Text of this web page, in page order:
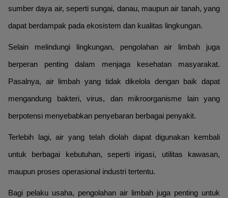
sumber daya air, seperti sungai, danau, maupun air tanah, yang
dapat berdampak pada ekosistem dan kualitas lingkungan.
Selain melindungi lingkungan, pengolahan air limbah juga
berperan penting dalam menjaga kesehatan masyarakat.
Pasalnya, air limbah yang tidak dikelola dengan baik dapat
mengandung bakteri, virus, dan mikroorganisme lain yang
berpotensi menyebabkan penyebaran berbagai penyakit.
Terlebih lagi, air yang telah diolah dapat digunakan kembali
untuk berbagai kebutuhan, seperti irigasi, utilitas kawasan,
maupun proses operasional industri tertentu.
Bagi pelaku usaha, pengolahan air limbah juga penting untuk